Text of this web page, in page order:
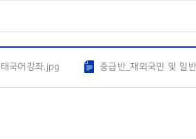
국어강좌.jpg 중급반_재외국민 및 일